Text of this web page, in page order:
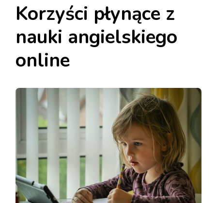
Korzyści płynące z
nauki angielskiego
online